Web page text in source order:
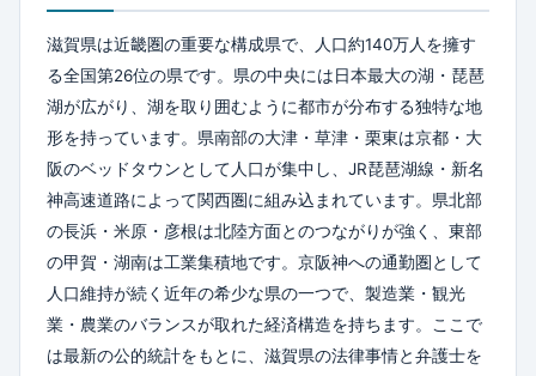
滋賀県は近畿圏の重要な構成県で、人口約140万人を擁す
る全国第26位の県です。県の中央には日本最大の湖・琵琶
湖が広がり、湖を取り囲むように都市が分布する独特な地
形を持っています。県南部の大津・草津・栗東は京都・大
阪のベッドタウンとして人口が集中し、JR琵琶湖線・新名
神高速道路によって関西圏に組み込まれています。県北部
の長浜・米原・彦根は北陸方面とのつながりが強く、東部
の甲賀・湖南は工業集積地です。京阪神への通勤圏として
人口維持が続く近年の希少な県の一つで、製造業・観光
業・農業のバランスが取れた経済構造を持ちます。ここで
は最新の公的統計をもとに、滋賀県の法律事情と弁護士を